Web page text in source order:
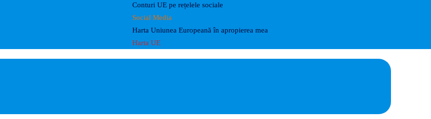
Conturi UE pe rețelele sociale
Social Media
Harta Uniunea Europeană în apropierea mea
Harta UE